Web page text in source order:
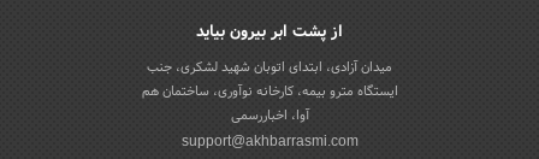
از پشت ابر بیرون بیاید
میدان آزادی، ابتدای اتوبان شهید لشکری، جنب
ایستگاه مترو بیمه، کارخانه نوآوری، ساختمان هم
آوا، اخباررسمی
support@akhbarrasmi.com